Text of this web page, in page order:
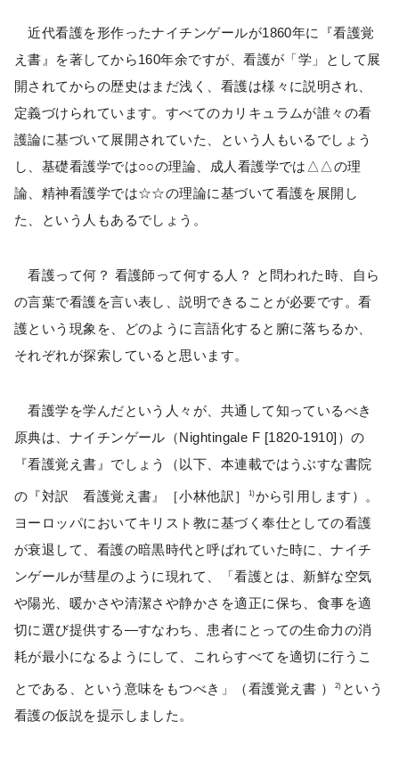
近代看護を形作ったナイチンゲールが1860年に『看護覚
え書』を著してから160年余ですが、看護が「学」として展
開されてからの歴史はまだ浅く、看護は様々に説明され、
定義づけられています。すべてのカリキュラムが誰々の看
護論に基づいて展開されていた、という人もいるでしょう
し、基礎看護学では○○の理論、成人看護学では△△の理
論、精神看護学では☆☆の理論に基づいて看護を展開し
た、という人もあるでしょう。
看護って何？ 看護師って何する人？ と問われた時、自ら
の言葉で看護を言い表し、説明できることが必要です。看
護という現象を、どのように言語化すると腑に落ちるか、
それぞれが探索していると思います。
看護学を学んだという人々が、共通して知っているべき
原典は、ナイチンゲール（Nightingale F [1820-1910]）の
『看護覚え書』でしょう（以下、本連載ではうぶすな書院
の『対訳 看護覚え書』［小林他訳］ 1)から引用します）。
ヨーロッパにおいてキリスト教に基づく奉仕としての看護
が衰退して、看護の暗黒時代と呼ばれていた時に、ナイチ
ンゲールが彗星のように現れて、「看護とは、新鮮な空気
や陽光、暖かさや清潔さや静かさを適正に保ち、食事を適
切に選び提供する—すなわち、患者にとっての生命力の消
耗が最小になるようにして、これらすべてを適切に行うこ
とである、という意味をもつべき」（看護覚え書 ） 2) という
看護の仮説を提示しました。